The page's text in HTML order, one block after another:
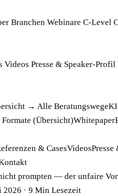
Branchen Webinare C-Level
Videos Presse & Speaker-Profil
→ Alle Beratungswege
(Übersicht)Whitepaper
& CasesVideos
prompten — der unfaire
2026 · 9 Min Lesezeit